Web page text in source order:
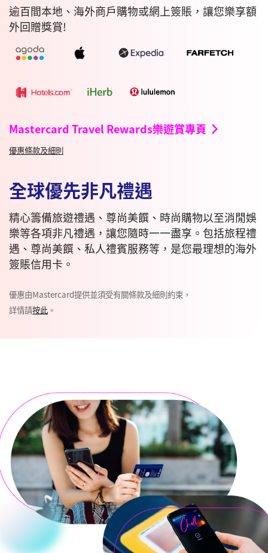
逾百間本地、海外商戶購物或網上簽賬，讓您樂享額
外回贈獎賞!
Mastercard Travel Rewards樂遊賞專頁
優惠條款及細則
全球優先非凡禮遇
精心籌備旅遊禮遇、尊尚美饌、時尚購物以至消閒娛
樂等各項非凡禮遇，讓您隨時一一盡享。包括旅程禮
遇、尊尚美饌、私人禮賓服務等，是您最理想的海外
簽賬信用卡。
優惠由Mastercard提供並須受有關條款及細則約束，
詳情請按此 。